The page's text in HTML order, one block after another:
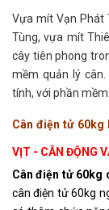
Vựa mít Vạn Phát
Tùng, vựa mít
cây tiên phong
mềm quản lý
tính, với phần
Cân điện tử 60kg
VỊT - CÂN ĐỘNG
Cân điện tử 60kg
cân điện tử 60kg